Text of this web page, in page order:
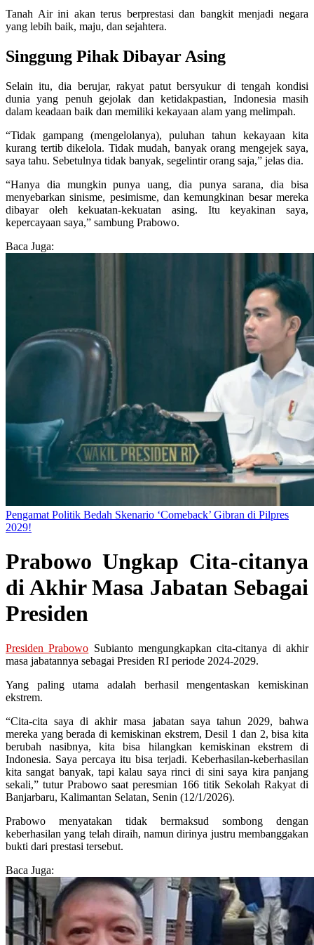
Tanah Air ini akan terus berprestasi dan bangkit menjadi negara
yang lebih baik, maju, dan sejahtera.
Singgung Pihak Dibayar Asing
Selain itu, dia berujar, rakyat patut bersyukur di tengah kondisi
dunia yang penuh gejolak dan ketidakpastian, Indonesia masih
dalam keadaan baik dan memiliki kekayaan alam yang melimpah.
“Tidak gampang (mengelolanya), puluhan tahun kekayaan kita
kurang tertib dikelola. Tidak mudah, banyak orang mengejek saya,
saya tahu. Sebetulnya tidak banyak, segelintir orang saja,” jelas dia.
“Hanya dia mungkin punya uang, dia punya sarana, dia bisa
menyebarkan sinisme, pesimisme, dan kemungkinan besar mereka
dibayar oleh kekuatan-kekuatan asing. Itu keyakinan saya,
kepercayaan saya,” sambung Prabowo.
Baca Juga:
Pengamat Politik Bedah Skenario ‘Comeback’ Gibran di Pilpres
2029!
Prabowo Ungkap Cita-citanya
di Akhir Masa Jabatan Sebagai
Presiden
Presiden Prabowo Subianto mengungkapkan cita-citanya di akhir
masa jabatannya sebagai Presiden RI periode 2024-2029.
Yang paling utama adalah berhasil mengentaskan kemiskinan
ekstrem.
“Cita-cita saya di akhir masa jabatan saya tahun 2029, bahwa
mereka yang berada di kemiskinan ekstrem, Desil 1 dan 2, bisa kita
berubah nasibnya, kita bisa hilangkan kemiskinan ekstrem di
Indonesia. Saya percaya itu bisa terjadi. Keberhasilan-keberhasilan
kita sangat banyak, tapi kalau saya rinci di sini saya kira panjang
sekali,” tutur Prabowo saat peresmian 166 titik Sekolah Rakyat di
Banjarbaru, Kalimantan Selatan, Senin (12/1/2026).
Prabowo menyatakan tidak bermaksud sombong dengan
keberhasilan yang telah diraih, namun dirinya justru membanggakan
bukti dari prestasi tersebut.
Baca Juga: